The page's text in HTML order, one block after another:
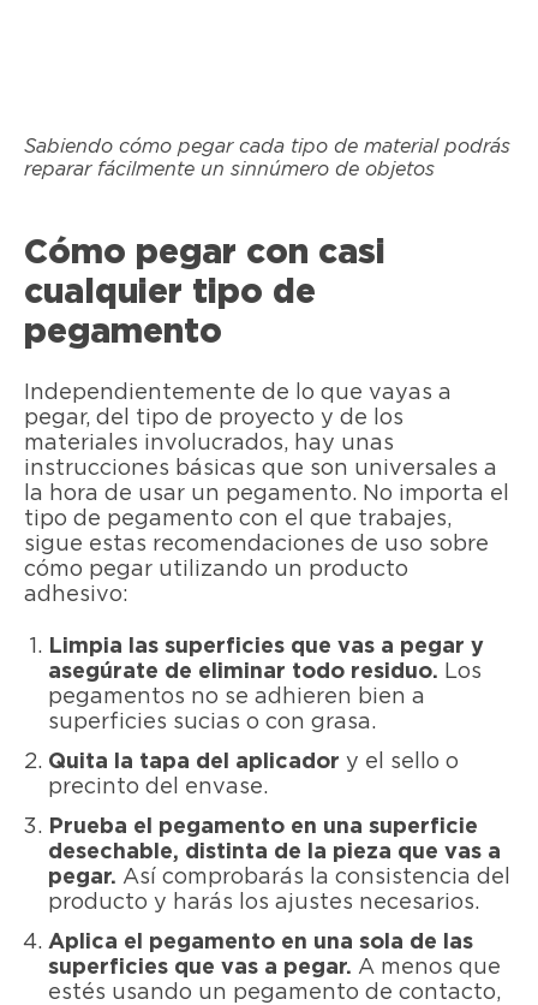
Sabiendo cómo pegar cada tipo de material podrás
reparar fácilmente un sinnúmero de objetos
Cómo pegar con casi
cualquier tipo de
pegamento
Independientemente de lo que vayas a
pegar, del tipo de proyecto y de los
materiales involucrados, hay unas
instrucciones básicas que son universales a
la hora de usar un pegamento. No importa el
tipo de pegamento con el que trabajes,
sigue estas recomendaciones de uso sobre
cómo pegar utilizando un producto
adhesivo:
Limpia las superficies que vas a pegar y
asegúrate de eliminar todo residuo. Los
pegamentos no se adhieren bien a
superficies sucias o con grasa.
Quita la tapa del aplicador y el sello o
precinto del envase.
Prueba el pegamento en una superficie
desechable, distinta de la pieza que vas a
pegar. Así comprobarás la consistencia del
producto y harás los ajustes necesarios.
Aplica el pegamento en una sola de las
superficies que vas a pegar. A menos que
estés usando un pegamento de contacto,